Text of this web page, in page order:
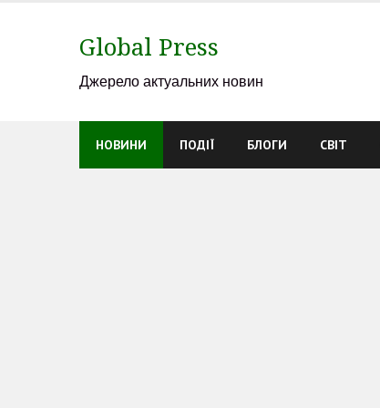
Global Press
Джерело актуальних новин
НОВИНИ ПОДІЇ БЛОГИ СВІТ